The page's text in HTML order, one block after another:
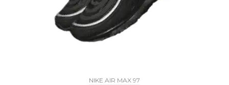
NIKE AIR MAX 97